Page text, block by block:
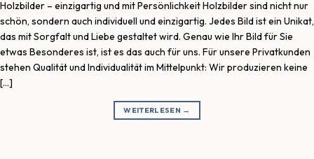
Holzbilder – einzigartig und mit Persönlichkeit Holzbilder sind nicht nur
schön, sondern auch individuell und einzigartig. Jedes Bild ist ein Unikat,
das mit Sorgfalt und Liebe gestaltet wird. Genau wie Ihr Bild für Sie
etwas Besonderes ist, ist es das auch für uns. Für unsere Privatkunden
stehen Qualität und Individualität im Mittelpunkt: Wir produzieren keine
[…]
WEITERLESEN →